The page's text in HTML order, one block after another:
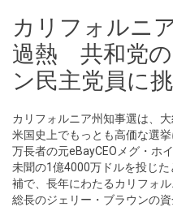
カリフォルニ
過熱 共和党の
ン民主党員に
カリフォルニア州知事選は、
米国史上でもっとも高価な選
万長者の元eBayCEOメグ・ホ
未聞の1億4000万ドルを投じ
補で、長年にわたるカリフォ
総長のジェリー・ブラウンの